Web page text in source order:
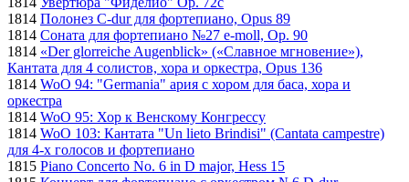
1814 Полонез C-dur для фортепиано, Opus 89
1814 Соната для фортепиано №27 e-moll, Op. 90
1814 «Der glorreiche Augenblick» («Славное мгновение»),
Кантата для 4 солистов, хора и оркестра, Opus 136
1814 WoO 94: "Germania" ария с хором для баса, хора и
оркестра
1814 WoO 95: Хор к Венскому Конгрессу
1814 WoO 103: Кантата "Un lieto Brindisi" (Cantata campestre)
для 4-х голосов и фортепиано
1815 Piano Concerto No. 6 in D major, Hess 15